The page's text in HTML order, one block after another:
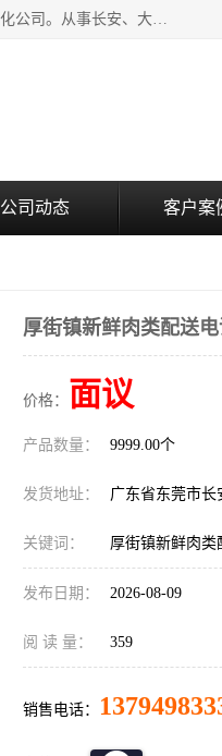
广东食安膳食管理服务有限公司是一家集干货粮油、肉禽蔬菜等食品加工、配送及食堂承包于一体的专业化公司。从事长安、大朗、大岭山、厚街、虎门等地区的蔬菜配送服务。 专业的服务队伍，以及完善的服务机制，经过多年的努力拼搏，赢得了广大客户的信赖和支持。
公司动态 客户案
厚街镇新鲜肉类配送
价格： 面议
产品数量： 9999.00个
发货地址： 广东省东莞市长
关键词： 厚街镇新鲜肉类
发布日期： 2026-08-09
阅 读 量： 359
销售电话：